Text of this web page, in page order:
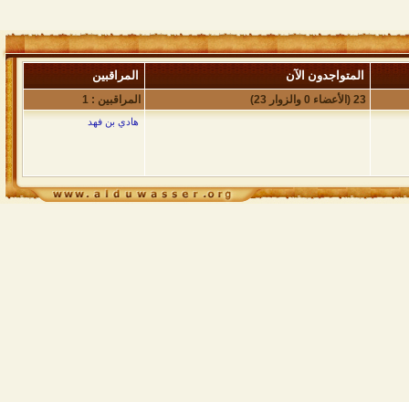
المتواجدون الآن المراقبين
23 (الأعضاء 0 والزوار 23) المراقبين : 1
هادي بن فهد